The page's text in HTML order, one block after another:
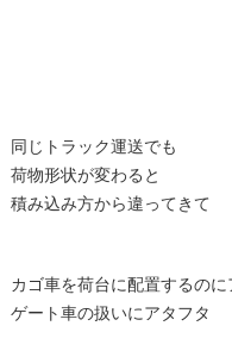
同じトラック運送でも
荷物形状が変わると
積み込み方から違ってきて
カゴ車を荷台に配置するのに
ゲート車の扱いにアタフタ